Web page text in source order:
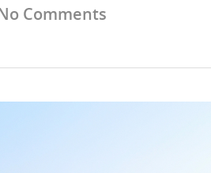
Comments